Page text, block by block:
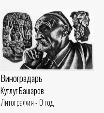
Виноградарь
Кутлуг Башаров
Литография - 0 год